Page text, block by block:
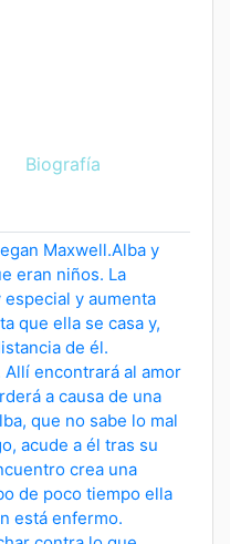
Biografía
Maxwell.Alba y
eran niños. La
y aumenta
que ella se casa y,
de él.
Allí encontrará al amor
a causa de una
que no sabe lo mal
acude a él tras su
crea una
de poco tiempo ella
está enfermo.